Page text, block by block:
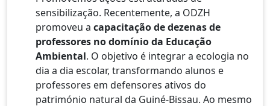
sensibilização. Recentemente, a ODZH
promoveu a capacitação de dezenas de
professores no domínio da Educação
Ambiental. O objetivo é integrar a ecologia no
dia a dia escolar, transformando alunos e
professores em defensores ativos do
património natural da Guiné-Bissau. Ao mesmo